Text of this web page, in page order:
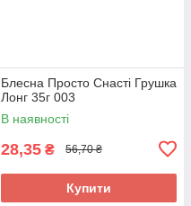
Блесна Просто Снасті Грушка
Лонг 35г 003
В наявності
28,35 ₴ 56,70 ₴
Купити